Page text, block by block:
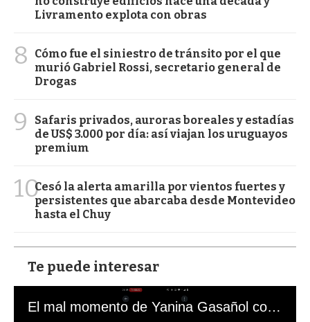
Livramento explota con obras
8
Cómo fue el siniestro de tránsito por el que
murió Gabriel Rossi, secretario general de
Drogas
9
Safaris privados, auroras boreales y estadías
de US$ 3.000 por día: así viajan los uruguayos
premium
10Cesó la alerta amarilla por vientos fuertes y
persistentes que abarcaba desde Montevideo
hasta el Chuy
Te puede interesar
El mal momento de Yanina Gasañol con un hincha argentino en "Subrayado"